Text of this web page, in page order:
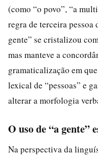
(como “o povo”, “a
regra de terceira pessoa
gente” se cristalizou
mas manteve a
gramaticalização em
lexical de “pessoas” e
alterar a morfologia
O uso de “a gente”
Na perspectiva da